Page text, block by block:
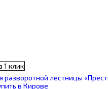
1 клик